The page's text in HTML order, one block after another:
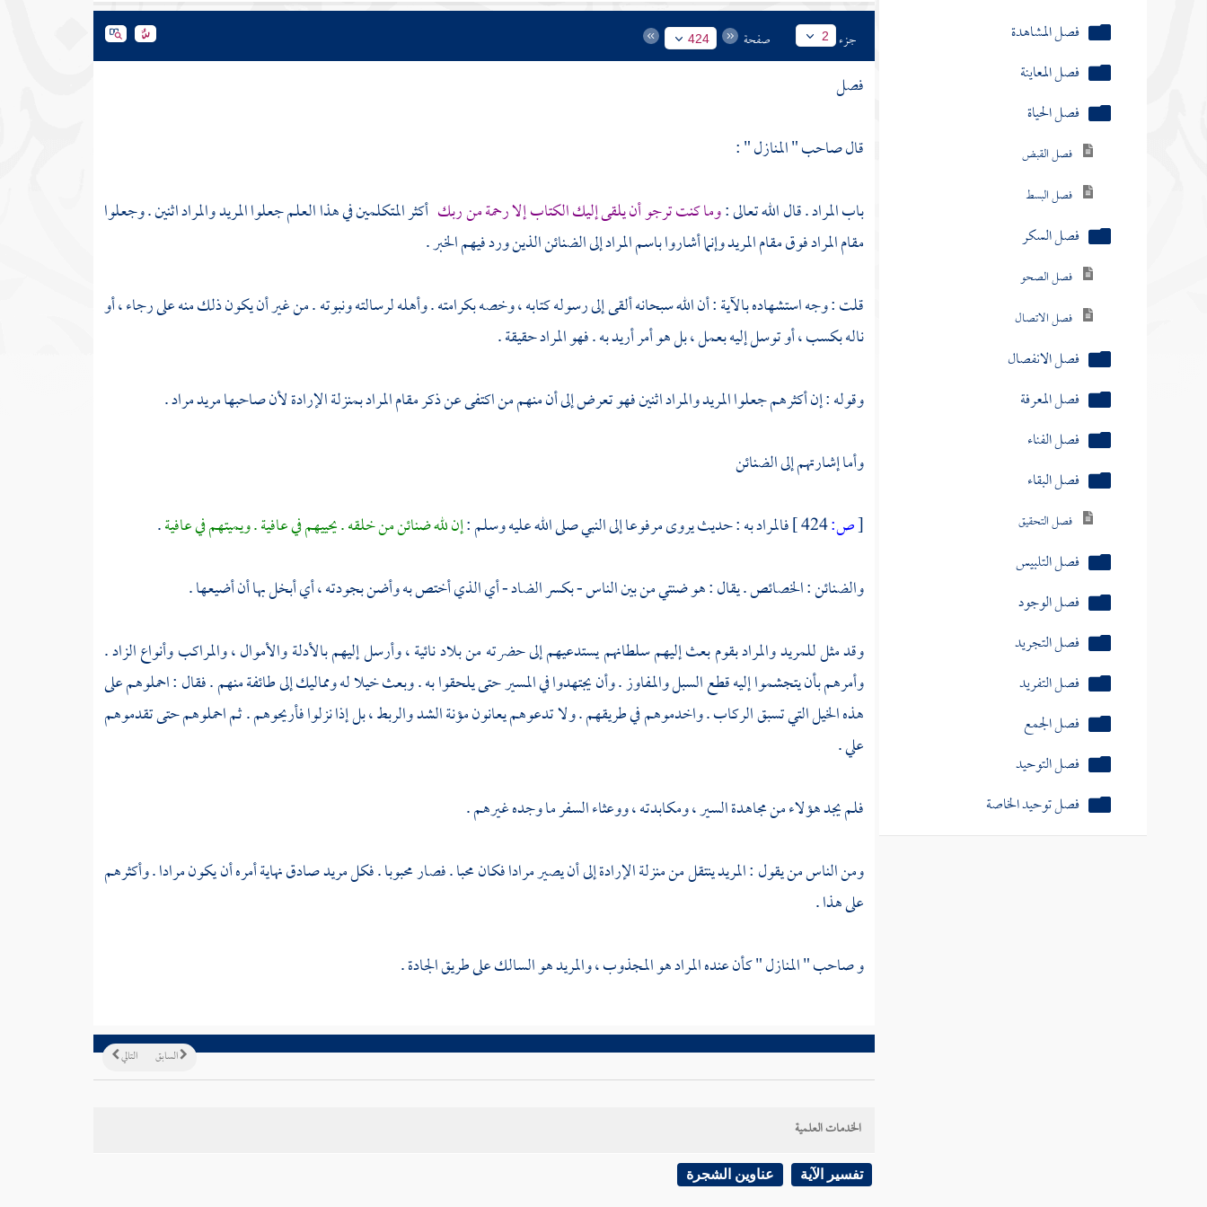
فصل المشاهدة
فصل المعاينة
فصل الحياة
فصل القبض
فصل البسط
فصل السكر
فصل الصحو
فصل الاتصال
فصل الانفصال
فصل المعرفة
فصل الفناء
فصل البقاء
فصل التحقيق
فصل التلبيس
فصل الوجود
فصل التجريد
فصل التفريد
فصل الجمع
فصل التوحيد
فصل توحيد الخاصة
جزء 2 صفحة 424
فصل
قال صاحب " المنازل " :
باب المراد . قال الله تعالى :وما كنت ترجو أن يلقى إليك الكتاب إلا رحمة من ربك أكثر المتكلمين في هذا العلم جعلوا المريد والمراد اثنين . وجعلوا
مقام المراد فوق مقام المريد وإنما أشاروا باسم المراد إلى الضنائن الذين ورد فيهم الخبر .
قلت : وجه استشهاده بالآية : أن الله سبحانه ألقى إلى رسوله كتابه ، وخصه بكرامته . وأهله لرسالته ونبوته . من غير أن يكون ذلك منه على رجاء ، أو
ناله بكسب ، أو توسل إليه بعمل ، بل هو أمر أريد به . فهو المراد حقيقة .
وقوله : إن أكثرهم جعلوا المريد والمراد اثنين فهو تعرض إلى أن منهم من اكتفى عن ذكر مقام المراد بمنزلة الإرادة لأن صاحبها مريد مراد .
وأما إشارتهم إلى الضنائن
[ص: فالمراد به : حديث يروى مرفوعا إلى النبي صلى الله عليه وسلم :إن لله ضنائن من خلقه . يحييهم في عافية . ويميتهم في عافية.
والضنائن : الخصائص . يقال : هو ضنتي من بين الناس - بكسر الضاد - أي الذي أختص به وأضن بجودته ، أي أبخل بها أن أضيعها .
وقد مثل للمريد والمراد بقوم بعث إليهم سلطانهم يستدعيهم إلى حضرته من بلاد نائية ، وأرسل إليهم بالأدلة والأموال ، والمراكب وأنواع الزاد .
وأمرهم بأن يتجشموا إليه قطع السبل والمفاوز . وأن يجتهدوا في المسير حتى يلحقوا به . وبعث خيلا له ومماليك إلى طائفة منهم . فقال : احملوهم على
هذه الخيل التي تسبق الركاب . واخدموهم في طريقهم . ولا تدعوهم يعانون مؤنة الشد والربط ، بل إذا نزلوا فأريحوهم . ثم احملوهم حتى تقدموهم
علي .
فلم يجد هؤلاء من مجاهدة السير ، ومكابدته ، ووعثاء السفر ما وجده غيرهم .
ومن الناس من يقول : المريد ينتقل من منزلة الإرادة إلى أن يصير مرادا فكان محبا . فصار محبوبا . فكل مريد صادق نهاية أمره أن يكون مرادا . وأكثرهم
على هذا .
و صاحب " المنازل " كأن عنده المراد هو المجذوب ، والمريد هو السالك على طريق الجادة .
التالي السابق
الخدمات العلمية
تفسير الآية عناوين الشجرة